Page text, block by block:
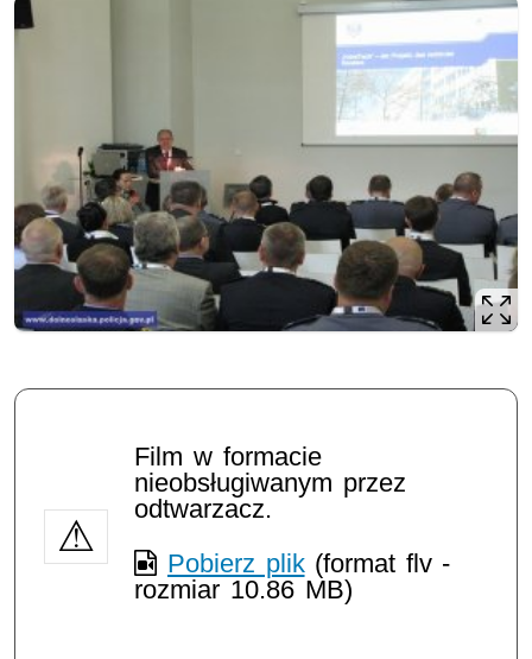
Film w formacie
nieobsługiwanym przez
odtwarzacz.
Pobierz plik(format flv -
rozmiar 10.86 MB)